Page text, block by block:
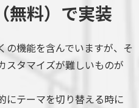
無料）で実装
の機能を含んでいますが、そ
スタマイズが難しいものが
にテーマを切り替える時に